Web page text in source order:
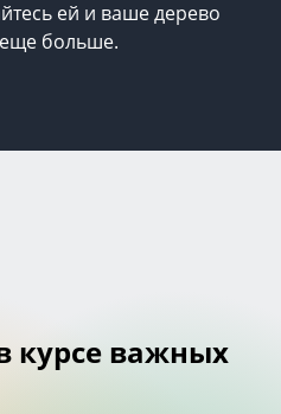
ей и ваше дерево
еще больше.
курсе важных